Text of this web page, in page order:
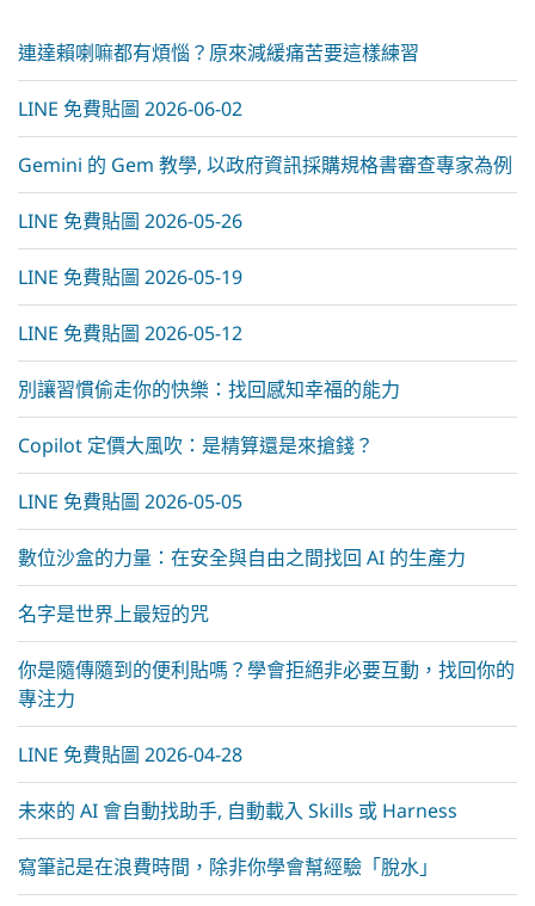
連達賴喇嘛都有煩惱？原來減緩痛苦要這樣練習
LINE 免費貼圖 2026-06-02
Gemini 的 Gem 教學, 以政府資訊採購規格書審查專家為例
LINE 免費貼圖 2026-05-26
LINE 免費貼圖 2026-05-19
LINE 免費貼圖 2026-05-12
別讓習慣偷走你的快樂：找回感知幸福的能力
Copilot 定價大風吹：是精算還是來搶錢？
LINE 免費貼圖 2026-05-05
數位沙盒的力量：在安全與自由之間找回 AI 的生產力
名字是世界上最短的咒
你是隨傳隨到的便利貼嗎？學會拒絕非必要互動，找回你的
專注力
LINE 免費貼圖 2026-04-28
未來的 AI 會自動找助手, 自動載入 Skills 或 Harness
寫筆記是在浪費時間，除非你學會幫經驗「脫水」